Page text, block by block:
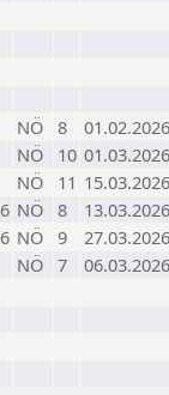
NÖ 8
01.02.2026
NÖ 10 01.03.2026
NÖ 11 15.03.2026
NÖ 8
13.03.2026
NÖ 9
27.03.2026
NÖ 7
06.03.2026